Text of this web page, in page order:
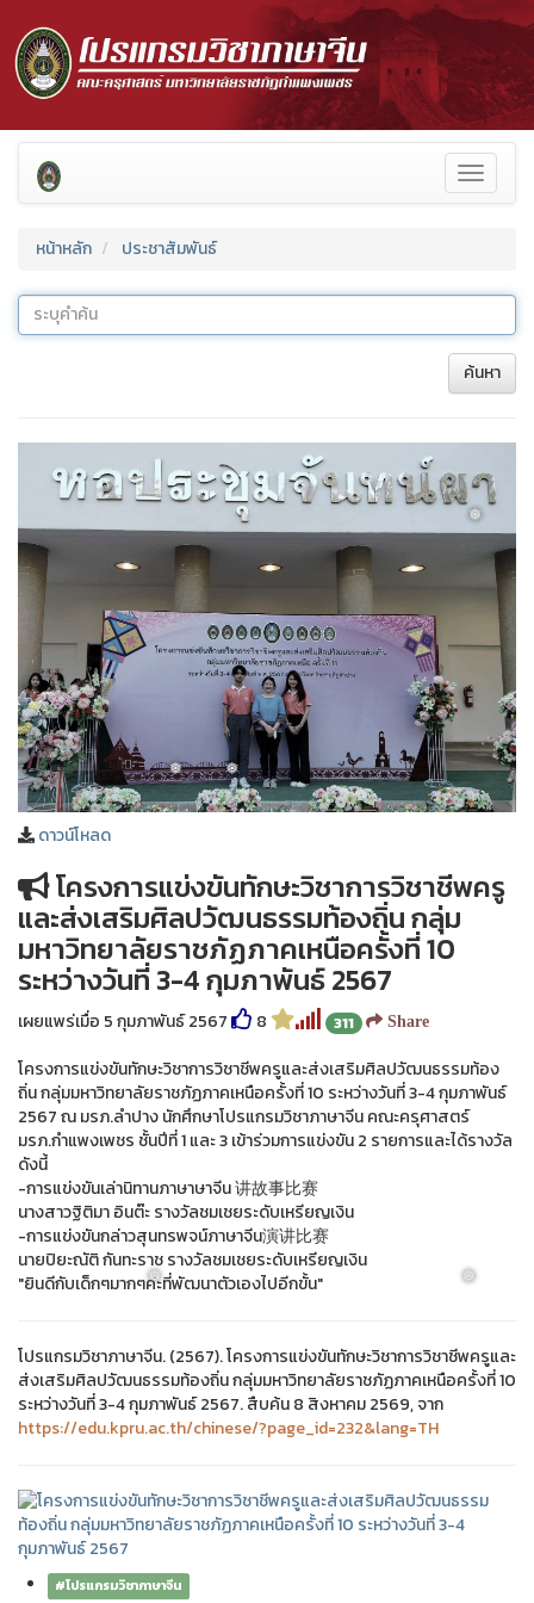
Toggle
หน้าหลัก
ประชาสัมพันธ์
ค้นหา
ดาวน์โหลด
โครงการแข่งขันทักษะวิชาการวิชาชีพครู
และส่งเสริมศิลปวัฒนธรรมท้องถิ่น กลุ่ม
มหาวิทยาลัยราชภัฏภาคเหนือครั้งที่ 10
ระหว่างวันที่ 3-4 กุมภาพันธ์ 2567
เผยแพร่เมื่อ 5 กุมภาพันธ์ 2567 8 311 Share
โครงการแข่งขันทักษะวิชาการวิชาชีพครูและส่งเสริมศิลปวัฒนธรรมท้อง
ถิ่น กลุ่มมหาวิทยาลัยราชภัฏภาคเหนือครั้งที่ 10 ระหว่างวันที่ 3-4 กุมภาพันธ์
2567 ณ มรภ.ลำปาง นักศึกษาโปรแกรมวิชาภาษาจีน คณะครุศาสตร์
มรภ.กำแพงเพชร ชั้นปีที่ 1 และ 3 เข้าร่วมการแข่งขัน 2 รายการและได้รางวัล
ดังนี้
-การแข่งขันเล่านิทานภาษาษาจีน 讲故事比赛
นางสาวฐิติมา อินต๊ะ รางวัลชมเชยระดับเหรียญเงิน
-การแข่งขันกล่าวสุนทรพจน์ภาษาจีน演讲比赛
นายปิยะณัติ กันทะราช รางวัลชมเชยระดับเหรียญเงิน
"ยินดีกับเด็กๆมากๆค่ะที่พัฒนาตัวเองไปอีกขั้น"
โปรแกรมวิชาภาษาจีน. (2567). โครงการแข่งขันทักษะวิชาการวิชาชีพครูและ
ส่งเสริมศิลปวัฒนธรรมท้องถิ่น กลุ่มมหาวิทยาลัยราชภัฏภาคเหนือครั้งที่ 10
ระหว่างวันที่ 3-4 กุมภาพันธ์ 2567. สืบค้น 8 สิงหาคม 2569, จาก
https://edu.kpru.ac.th/chinese/?page_id=232&lang=TH
#โปรแกรมวิชาภาษาจีน
❅
❅
❅
❅
❅